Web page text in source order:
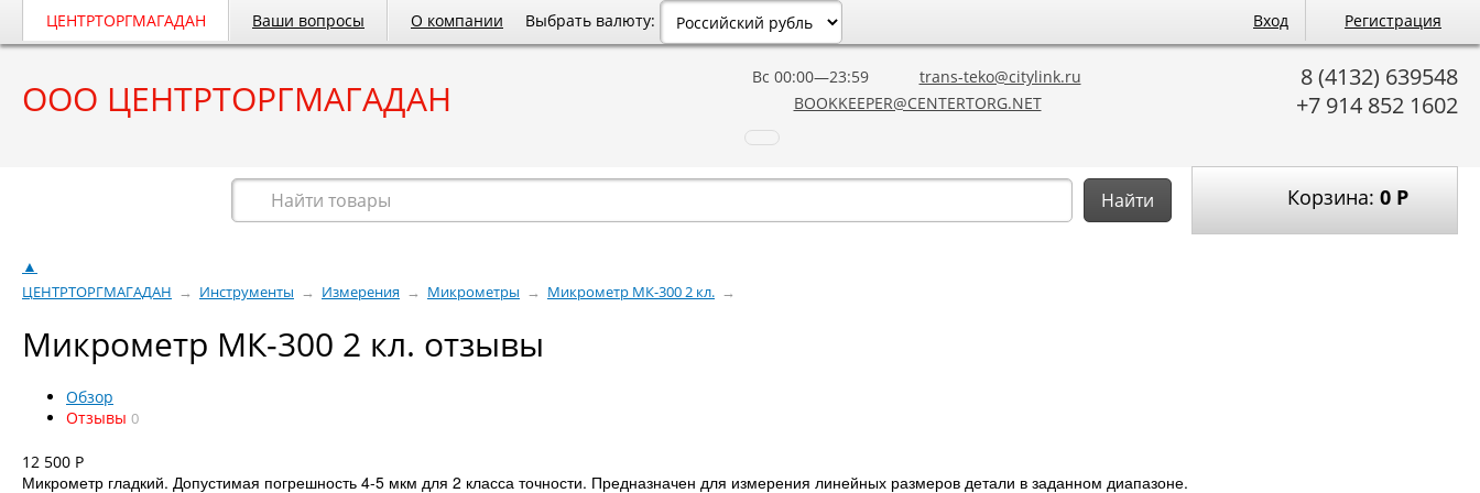
ЦЕНТРТОРГМАГАДАН Ваши вопросы О компании Вход Регистрация
Выбрать валюту:
ООО ЦЕНТРТОРГМАГАДАН
8 (4132) 639548
+7 914 852 1602
Вс 00:00—23:59
trans-teko@citylink.ru
BOOKKEEPER@CENTERTORG.NET
Корзина: 0 Р
Найти
▲
ЦЕНТРТОРГМАГАДАН → Инструменты → Измерения → Микрометры → Микрометр МК-300 2 кл. →
Микрометр МК-300 2 кл. отзывы
Обзор
Отзывы 0
12 500 Р
Микрометр гладкий. Допустимая погрешность 4-5 мкм для 2 класса точности. Предназначен для измерения линейных размеров детали в заданном диапазоне.